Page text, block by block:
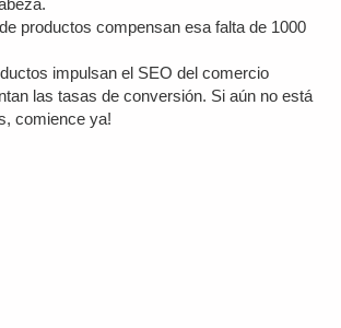
productos compensan esa falta de 1000
impulsan el SEO del comercio
las tasas de conversión. Si aún no está
comience ya!